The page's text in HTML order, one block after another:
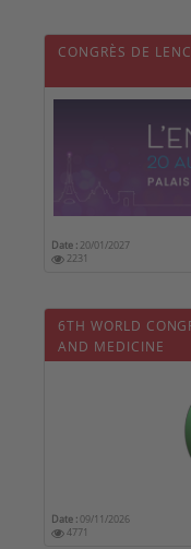
CONGRÈS DE
Date : 20/01/2027
2231
6TH WORLD
AND MEDICINE
Date :09/11/2026
4771